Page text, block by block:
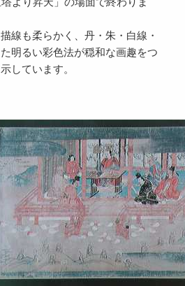
線も柔らかく、丹・朱・白線・
明るい彩色法が穏和な画趣をつ
しています。